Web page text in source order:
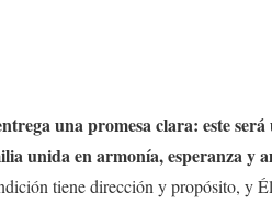
una promesa clara: este
unida en armonía, esperanza y
tiene dirección y propósito, y